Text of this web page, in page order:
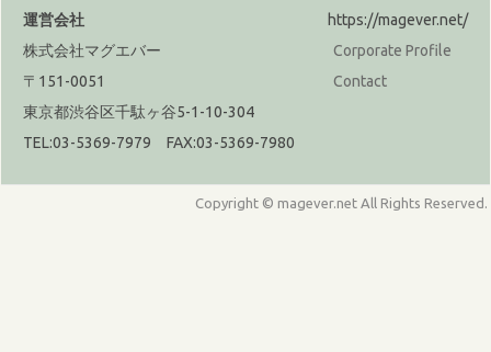
運営会社
株式会社マグエバー
〒151-0051
東京都渋谷区千駄ヶ谷5-1-10-304
TEL:03-5369-7979 FAX:03-5369-7980
https://magever.net/
Corporate Profile
Contact
Copyright © magever.net All Rights Reserved.